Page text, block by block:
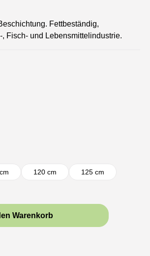
Fettbeständig,
Fisch- und Lebensmittelindustrie.
120 cm 125 cm
Wert ein oder
Warenkorb